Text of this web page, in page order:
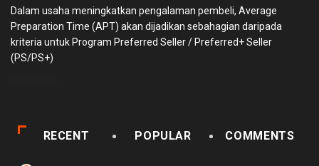
Dalam usaha meningkatkan pengalaman pembeli, Average
Preparation Time (APT) akan dijadikan sebahagian daripada
kriteria untuk Program Preferred Seller / Preferred+ Seller
(PS/PS+)
RECENT POPULAR COMMENTS